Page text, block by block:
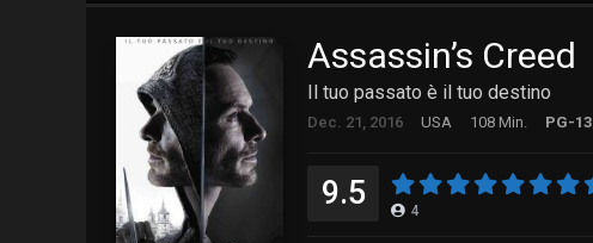
Assassin’s Creed
Il tuo passato è il tuo destino
Dec. 21, 2016 USA 108 Min. PG-13
9.5 4